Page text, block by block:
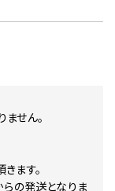
せん。
ます。
の発送となりま